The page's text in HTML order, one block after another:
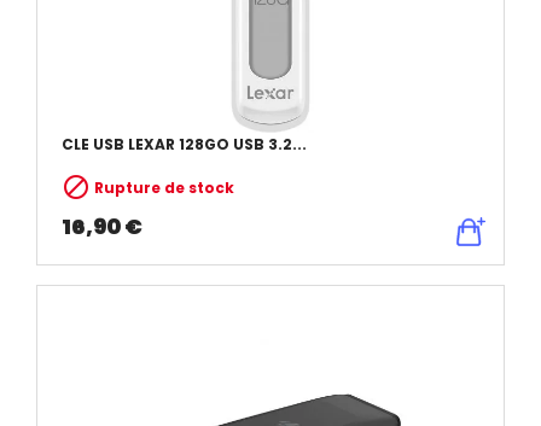
CLE USB LEXAR 128GO USB 3.2...
 Rupture de stock
16,90 €